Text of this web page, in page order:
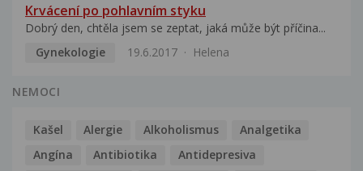
Krvácení po pohlavním styku
Dobrý den, chtěla jsem se zeptat, jaká může být příčina...
Gynekologie
19.6.2017 Helena
NEMOCI
Kašel Alergie Alkoholismus
Analgetika
Angína
Antibiotika
Antidepresiva